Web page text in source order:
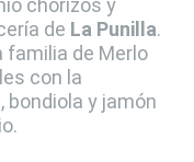
chorizos y
de La Punilla.
familia de Merlo
con la
y jamón